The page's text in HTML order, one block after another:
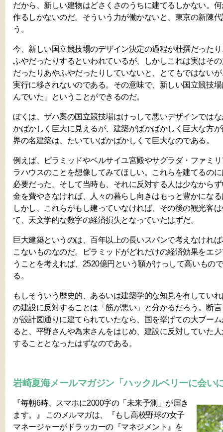
だから、新しい建物はどさくさのうちに建てるしかない。
作るしかないのだ。そういう力が働かないと、東京の新陳
う。
今、新しい国立競技場のデザイン決定の過程が杜撰だった
ふやだったりするといわれているが、しかしこれは実はそ
だったりあやふやだったりしていないと、とてもではない
実行に移されないのである。その意味で、新しい国立競技
んでいた」ということができるのだ。
ぼくは、ザハ案の国立競技場はけっして悪いデザインでは
かばかしく巨大に見えるが、建築がばかばかしく巨大な方
界の名建築は、たいていばかばかしくて巨大なのである。
例えば、ピラミッドやベルサイユ宮殿やサグラダ・ファミ
ラハウスのことを想像してみてほしい。これらを建てるの
必要だった。そして当時も、それに反対する人は少なから
金を費やさなければ、人々の暮らし向きはもっと豊かにな
しかし、これらがもし建っていなければ、その後の観光客
て、天文学的な数字の経済損失となっていたはずだ。
巨大建築というのは、百年以上の長いスパンで考えなけれ
こないものなのだ。ピラミッドがどれだけの経済効果をエ
うことを考えれば、2520億円という額がけっして高いもの
る。
もしそういう歴史的、あるいは建築学的な知見を有してい
の建設に反対することは「筋が悪い」と分かるだろう。断
が設計図通りに建てられていたなら、国を挙げての大ブー
ると、平野さんや為末さんをはじめ、建設に反対していた
することとなったはずなのである。
岩崎夏海メールマガジン「ハックルベリーに会い
『毎朝6時、スマホに2000字の「未来予測」が届き
ます。』 このメルマガは、『もし高校野球の女子
マネージャーがドラッカーの『マネジメント』を